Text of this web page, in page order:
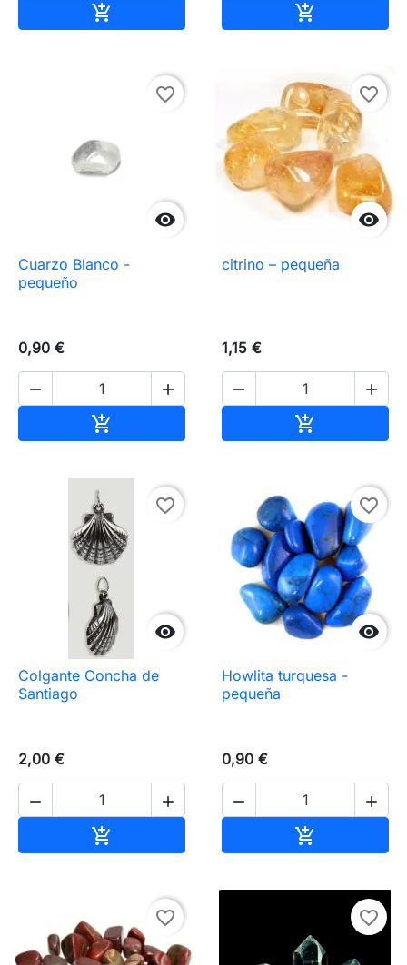
 

favorite_border
Cuarzo Blanco -
pequeño
0,90 €
 


favorite_border
citrino – pequeña
1,15 €
 


favorite_border
Colgante Concha de
Santiago
2,00 €
 


favorite_border
Howlita turquesa -
pequeña
0,90 €
 

favorite_border favorite_border